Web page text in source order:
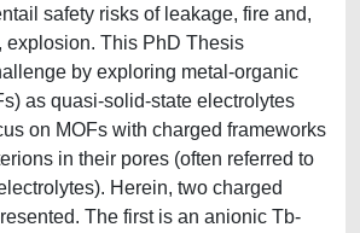
safety risks of leakage, fire and,
explosion. This PhD Thesis
by exploring metal-organic
as quasi-solid-state electrolytes
on MOFs with charged frameworks
in their pores (often referred to
Herein, two charged
The first is an anionic Tb-